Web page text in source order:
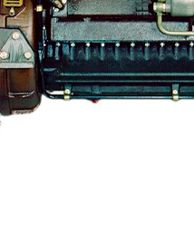
фильтров ФГС
гидравлических
ФГС в сборе